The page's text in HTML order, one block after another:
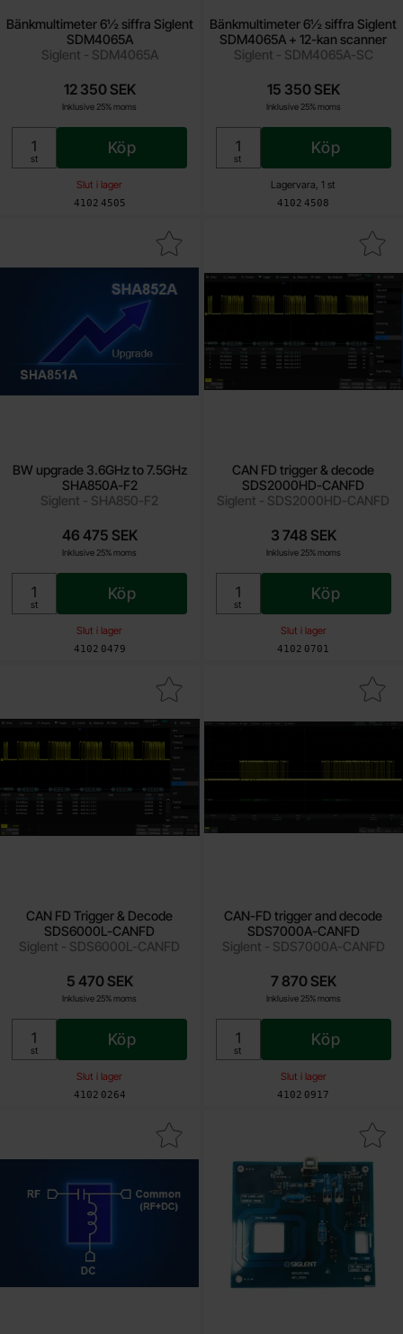
Bänkmultimeter 6½ siffra Siglent
SDM4065A
Siglent - SDM4065A
Art. nr
4102 4505
Slut i lager
12 350 SEK
Inklusive 25% moms
Enhet:
st
Köp
Bänkmultimeter 6½ siffra Siglent
SDM4065A + 12-kan scanner
Siglent - SDM4065A-SC
Art. nr
4102 4508
Lagervara, 1 st
15 350 SEK
Inklusive 25% moms
Enhet:
st
Köp
BW upgrade 3.6GHz to 7.5GHz
SHA850A-F2
Siglent - SHA850-F2
Art. nr
4102 0479
Slut i lager
46 475 SEK
Inklusive 25% moms
Enhet:
st
Köp
bW upgrade 3.6GHz to 7.5GHz SHA850A-F2 som favorit
CAN FD trigger & decode
SDS2000HD-CANFD
Siglent - SDS2000HD-CANFD
Art. nr
4102 0701
Slut i lager
3 748 SEK
Inklusive 25% moms
Enhet:
st
Köp
Makera cAN FD trigger & decode
CAN FD Trigger & Decode
SDS6000L-CANFD
Siglent - SDS6000L-CANFD
Art. nr
4102 0264
Slut i lager
5 470 SEK
Inklusive 25% moms
Enhet:
st
Köp
cAN FD Trigger & Decode SDS6000L-CANFD som favorit
CAN-FD trigger and decode
SDS7000A-CANFD
Siglent - SDS7000A-CANFD
Art. nr
4102 0917
Slut i lager
7 870 SEK
Inklusive 25% moms
Enhet:
st
Köp
Makera cAN-FD trigger and decode
dC Bias Out, 12V-32V SHA850-BIAS som favorit
Makera dF2001A Deskew fixtur för